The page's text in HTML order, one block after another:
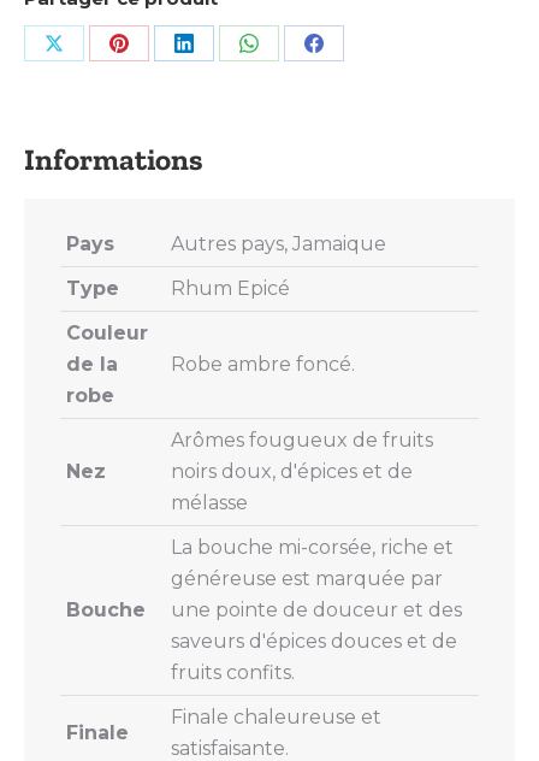
Share Share Share Share Share
Pays
Autres pays, Jamaique
Type
Rhum Epicé
Couleur
de la
robe
Robe ambre foncé.
Nez
Arômes fougueux de fruits
noirs doux, d'épices et de
mélasse
Bouche
La bouche mi-corsée, riche et
généreuse est marquée par
une pointe de douceur et des
saveurs d'épices douces et de
fruits confits.
Finale
Finale chaleureuse et
satisfaisante.